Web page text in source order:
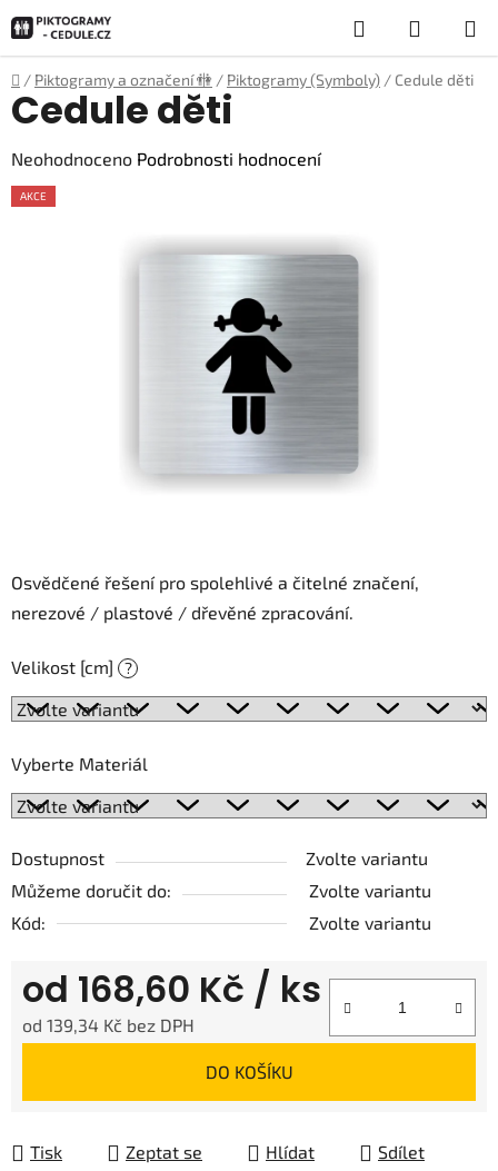
na
obsah
Hledat
KOŠÍK
Domů
/ Piktogramy a označení 🚻 / Piktogramy (Symboly) / Cedule děti
Osvědčené řešení pro spolehlivé a čitelné značení,
nerezové / plastové / dřevěné zpracování.
Velikost [cm] ?
Vyberte Materiál
Dostupnost
Zvolte variantu
Můžeme doručit do:
Zvolte variantu
Kód:
Zvolte variantu
od 168,60 Kč / ks
od 139,34 Kč bez DPH
DO KOŠÍKU
Tisk Zeptat se Hlídat Sdílet
Cedule děti
Průměrné
hodnocení
Neohodnoceno Podrobnosti hodnocení
AKCE